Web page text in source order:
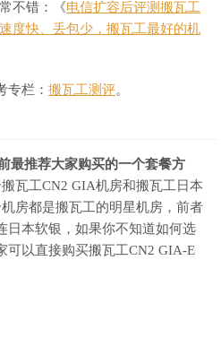
不错：《电信扩容后评测搬瓦工
度快、丢包少，搬瓦工最好的机
专栏： 搬瓦工测评。
最推荐大家购买的一个套餐方
瓦工CN2 GIA机房和搬瓦工日本
房都是搬瓦工的明星机房，前者
日本软银，如果你不知道如何选
可以直接购买搬瓦工CN2 GIA-E